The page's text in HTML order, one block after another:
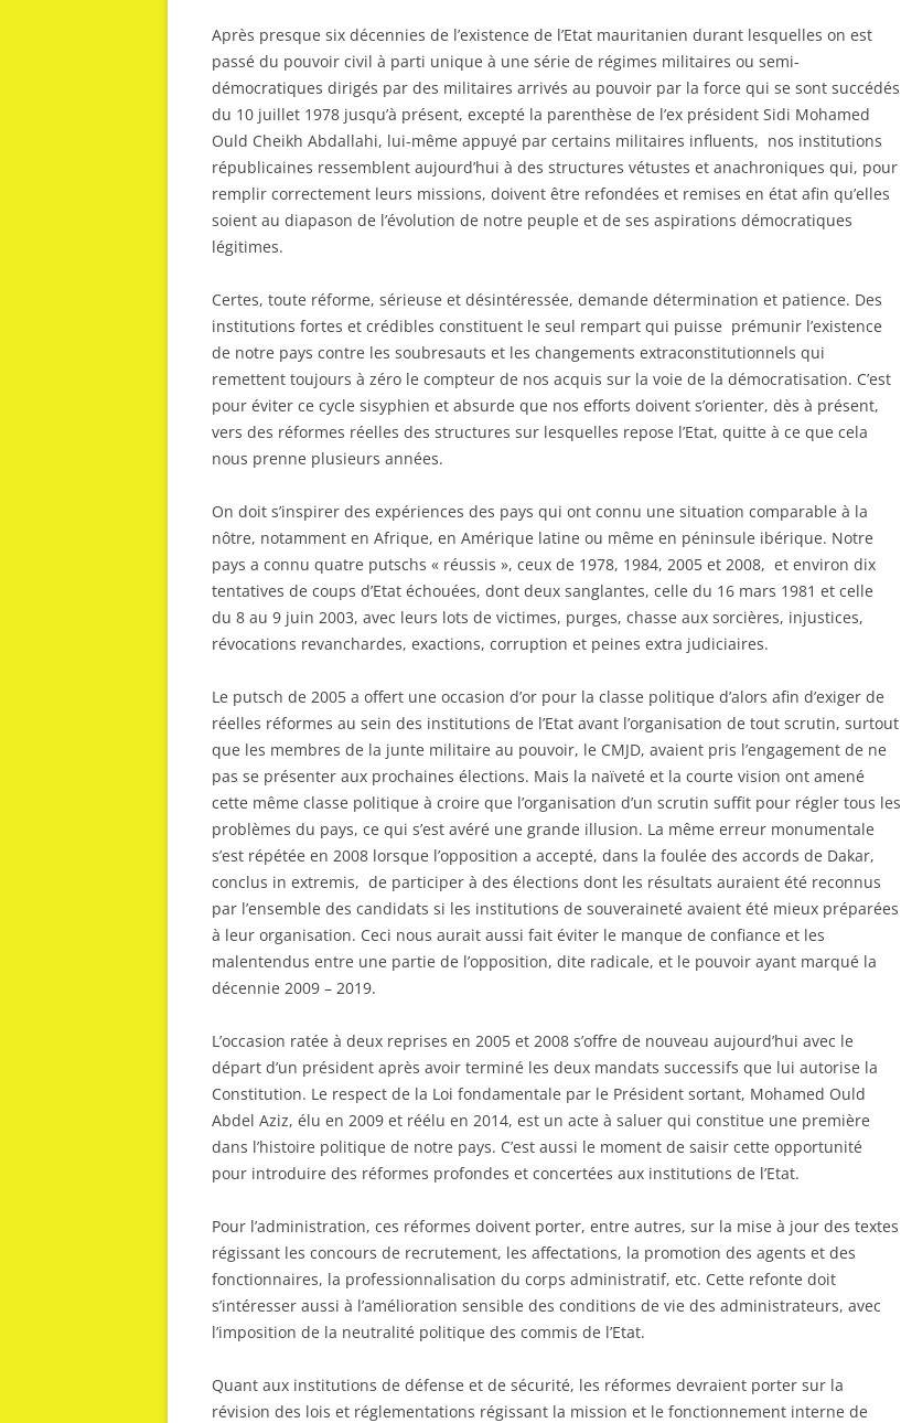
Après presque six décennies de l’existence de l’Etat mauritanien durant lesquelles on est
passé du pouvoir civil à parti unique à une série de régimes militaires ou semi-
démocratiques dirigés par des militaires arrivés au pouvoir par la force qui se sont succédés
du 10 juillet 1978 jusqu’à présent, excepté la parenthèse de l’ex président Sidi Mohamed
Ould Cheikh Abdallahi, lui-même appuyé par certains militaires influents, nos institutions
républicaines ressemblent aujourd’hui à des structures vétustes et anachroniques qui, pour
remplir correctement leurs missions, doivent être refondées et remises en état afin qu’elles
soient au diapason de l’évolution de notre peuple et de ses aspirations démocratiques
légitimes.
Certes, toute réforme, sérieuse et désintéressée, demande détermination et patience. Des
institutions fortes et crédibles constituent le seul rempart qui puisse prémunir l’existence
de notre pays contre les soubresauts et les changements extraconstitutionnels qui
remettent toujours à zéro le compteur de nos acquis sur la voie de la démocratisation. C’est
pour éviter ce cycle sisyphien et absurde que nos efforts doivent s’orienter, dès à présent,
vers des réformes réelles des structures sur lesquelles repose l’Etat, quitte à ce que cela
nous prenne plusieurs années.
On doit s’inspirer des expériences des pays qui ont connu une situation comparable à la
nôtre, notamment en Afrique, en Amérique latine ou même en péninsule ibérique. Notre
pays a connu quatre putschs « réussis », ceux de 1978, 1984, 2005 et 2008, et environ dix
tentatives de coups d’Etat échouées, dont deux sanglantes, celle du 16 mars 1981 et celle
du 8 au 9 juin 2003, avec leurs lots de victimes, purges, chasse aux sorcières, injustices,
révocations revanchardes, exactions, corruption et peines extra judiciaires.
Le putsch de 2005 a offert une occasion d’or pour la classe politique d’alors afin d’exiger de
réelles réformes au sein des institutions de l’Etat avant l’organisation de tout scrutin, surtout
que les membres de la junte militaire au pouvoir, le CMJD, avaient pris l’engagement de ne
pas se présenter aux prochaines élections. Mais la naïveté et la courte vision ont amené
cette même classe politique à croire que l’organisation d’un scrutin suffit pour régler tous les
problèmes du pays, ce qui s’est avéré une grande illusion. La même erreur monumentale
s’est répétée en 2008 lorsque l’opposition a accepté, dans la foulée des accords de Dakar,
conclus in extremis, de participer à des élections dont les résultats auraient été reconnus
par l’ensemble des candidats si les institutions de souveraineté avaient été mieux préparées
à leur organisation. Ceci nous aurait aussi fait éviter le manque de confiance et les
malentendus entre une partie de l’opposition, dite radicale, et le pouvoir ayant marqué la
décennie 2009 – 2019.
L’occasion ratée à deux reprises en 2005 et 2008 s’offre de nouveau aujourd’hui avec le
départ d’un président après avoir terminé les deux mandats successifs que lui autorise la
Constitution. Le respect de la Loi fondamentale par le Président sortant, Mohamed Ould
Abdel Aziz, élu en 2009 et réélu en 2014, est un acte à saluer qui constitue une première
dans l’histoire politique de notre pays. C’est aussi le moment de saisir cette opportunité
pour introduire des réformes profondes et concertées aux institutions de l’Etat.
Pour l’administration, ces réformes doivent porter, entre autres, sur la mise à jour des textes
régissant les concours de recrutement, les affectations, la promotion des agents et des
fonctionnaires, la professionnalisation du corps administratif, etc. Cette refonte doit
s’intéresser aussi à l’amélioration sensible des conditions de vie des administrateurs, avec
l’imposition de la neutralité politique des commis de l’Etat.
Quant aux institutions de défense et de sécurité, les réformes devraient porter sur la
révision des lois et réglementations régissant la mission et le fonctionnement interne de